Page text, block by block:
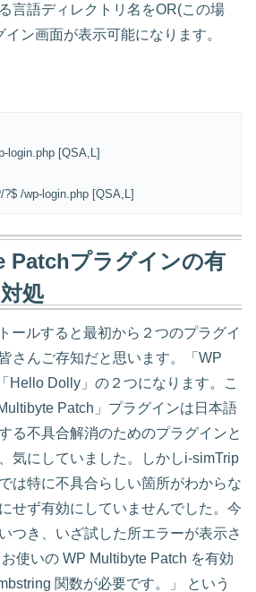
言語ディレクトリ名をOR(この場
ン画面が表示可能になります。
login.php [QSA,L]
?$ /wp-login.php [QSA,L]
Patchプラグインの有
処
ールすると最初から２つのプラグイ
さんご存知だと思います。「WP
Hello Dolly」の２つになります。こ
Patch」プラグインは日本語
る不具合解消のためのプラグインと
気にしていました。しかしi-simTrip
は特に不具合らしい箇所がわからな
せず有効にしていませんでした。今
つき、いざ試した所エラーが表示さ
使いの WP Multibyte Patch を有効
関数が必要です。」 という